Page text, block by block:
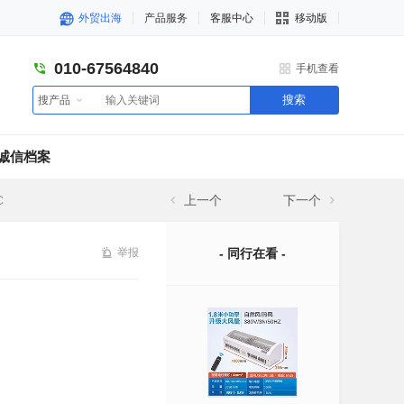
外贸出海 产品服务 客服中心 移动版
010-67564840 手机查看
搜产品 搜索
信档案
上一个 下一个
举报 - 同行在看 -